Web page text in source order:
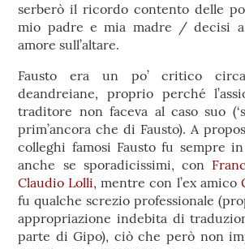
serberò il ricordo contento delle
mio padre e mia madre / decisi
amore sull’altare.
Fausto era un po’ critico
deandreiane, proprio perché
traditore non faceva al caso suo
prim’ancora che di Fausto). A
colleghi famosi Fausto fu sempre
anche se sporadicissimi, con
Claudio Lolli, mentre con l’ex amico
fu qualche screzio professionale
appropriazione indebita di
parte di Gipo), ciò che però non